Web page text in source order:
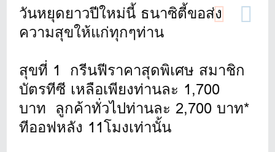
วันหยุดยาวปีใหม่นี้ ธนาซิตี้ขอส่ง
ความสุขให้แก่ทุกๆท่าน
สุขที่ 1 กรีนฟีราคาสุดพิเศษ สมาชิก
บัตรทีซี เหลือเพียงท่านละ 1,700
บาท ลูกค้าทั่วไปท่านละ 2,700 บาท*
ทีออฟหลัง 11โมงเท่านั้น